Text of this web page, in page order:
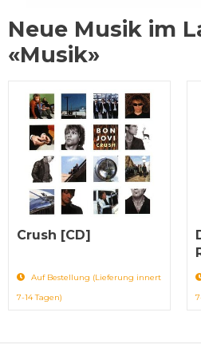
Neue Musik im
«Musik»
Crush [CD]
Auf Bestellung (Lieferung innert
7-14 Tagen)